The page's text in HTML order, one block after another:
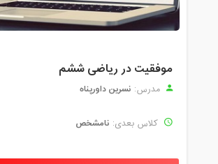
موفقیت در ریاضی ششم
مدرس: نسرین داورپناه
کلاس بعدی: نامشخص